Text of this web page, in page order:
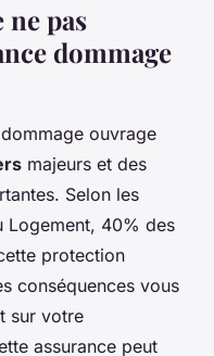
ne pas
dommage
ouvrage
majeurs et des
Selon les
Logement, 40% des
protection
conséquences vous
sur votre
assurance peut